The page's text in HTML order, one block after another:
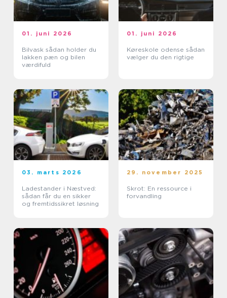
01. juni 2026
Bilvask sådan holder du
lakken pæn og bilen
værdifuld
01. juni 2026
Køreskole odense sådan
vælger du den rigtige
03. marts 2026
Ladestander i Næstved:
sådan får du en sikker
og fremtidssikret løsning
29. november 2025
Skrot: En ressource i
forvandling